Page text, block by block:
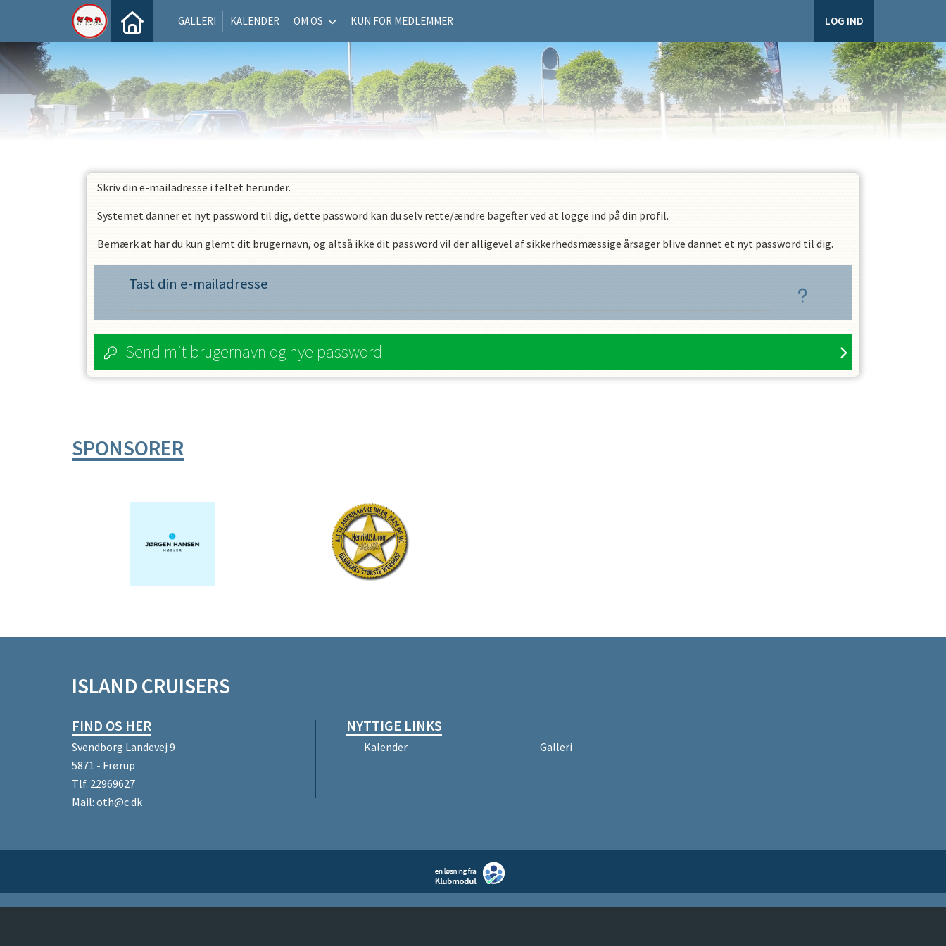
GALLERI KALENDER OM OS KUN FOR MEDLEMMER LOG IND
Skriv din e-mailadresse i feltet herunder.
Systemet danner et nyt password til dig, dette password kan du selv rette/ændre bagefter ved at logge ind på din profil.
Bemærk at har du kun glemt dit brugernavn, og altså ikke dit password vil der alligevel af sikkerhedsmæssige årsager blive dannet et nyt password til dig.
Tast din e-mailadresse
Send mit brugernavn og nye password
SPONSORER
ISLAND CRUISERS
FIND OS HER
Svendborg Landevej 9
5871 - Frørup
Tlf. 22969627
Mail: oth@c.dk
NYTTIGE LINKS
Kalender Galleri